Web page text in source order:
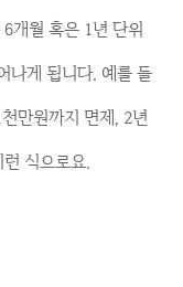
개월 혹은 1년 단위
나게 됩니다. 예를 들
만원까지 면제, 2년
식으로요.